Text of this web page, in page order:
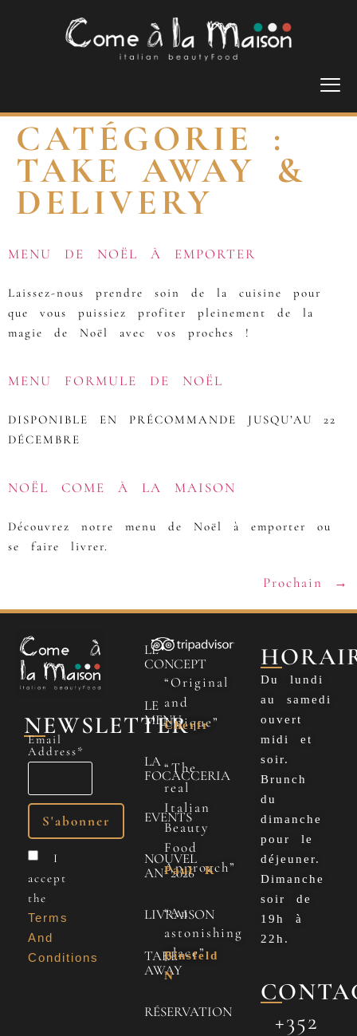
CATÉGORIE :
TAKE AWAY &
DELIVERY
MENU DE NOËL À EMPORTER
Laissez-nous prendre soin de la cuisine pour
que vous puissiez profiter pleinement de la
magie de Noël avec vos proches !
MENU FORMULE DE NOËL
DISPONIBLE EN PRÉCOMMANDE JUSQU’AU 22
DÉCEMBRE
NOËL COME À LA MAISON
Découvrez notre menu de Noël à emporter ou
se faire livrer.
Prochain →
NEWSLETTER
Email
Address*
I
accept
the
Terms
And
Conditions
LE
CONCEPT
LE
MENU
LA
FOCACCERIA
EVENTS
NOUVEL
AN 2026
LIVRAISON
TAKE
AWAY
RÉSERVATION
“Original
and
Unique”
Cherfr
“The
real
Italian
Beauty
Food
Approach”
Paul K
“An
astonishing
place”
Binsfeld
N
Du lundi
au samedi
ouvert
midi et
soir.
Brunch
du
dimanche
pour le
déjeuner.
Dimanche
soir de
19h à
22h.
+352